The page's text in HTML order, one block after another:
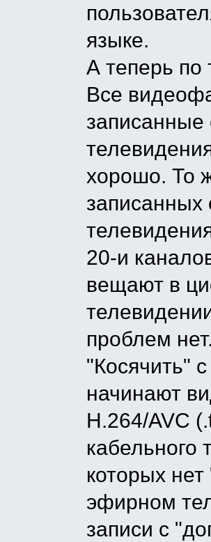
языке.
А теперь по
Все
записанные
хорошо. То
записанных
20-и
вещают в
проблем
"Косячить"
начинают
H.264/AVC
кабельного
которых
эфирном
записи с